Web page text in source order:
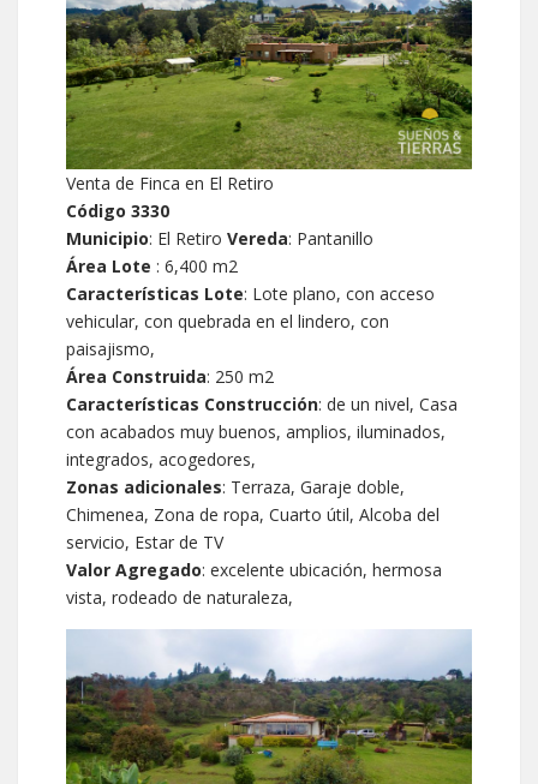
Venta de Finca en El Retiro
Código 3330
Municipio: El Retiro Vereda: Pantanillo
Área Lote : 6,400 m2
Características Lote: Lote plano, con acceso
vehicular, con quebrada en el lindero, con
paisajismo,
Área Construida: 250 m2
Características Construcción: de un nivel, Casa
con acabados muy buenos, amplios, iluminados,
integrados, acogedores,
Zonas adicionales: Terraza, Garaje doble,
Chimenea, Zona de ropa, Cuarto útil, Alcoba del
servicio, Estar de TV
Valor Agregado: excelente ubicación, hermosa
vista, rodeado de naturaleza,